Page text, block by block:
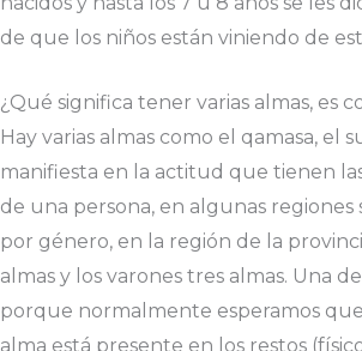
de que los niños están viniendo de
¿Qué significa tener varias almas, es
Hay varias almas como el qamasa, el
manifiesta en la actitud que tienen
de una persona, en algunas regiones
por género, en la región de la
almas y los varones tres almas. Una
porque normalmente esperamos
alma está presente en los restos